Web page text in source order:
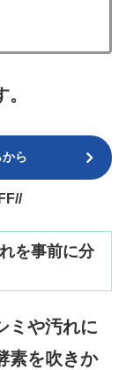
ら
を事前に分
ミや汚れに
素を吹きか